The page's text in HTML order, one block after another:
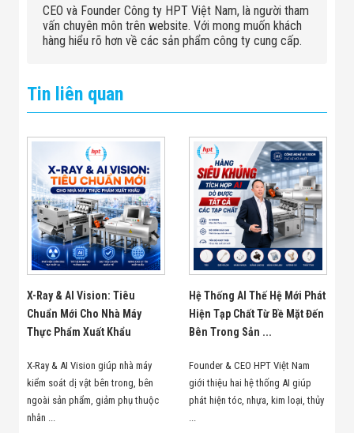
CEO và Founder Công ty HPT Việt Nam, là người tham
vấn chuyên môn trên website. Với mong muốn khách
hàng hiểu rõ hơn về các sản phẩm công ty cung cấp.
Tin liên quan
X-Ray & AI Vision: Tiêu
Chuẩn Mới Cho Nhà Máy
Thực Phẩm Xuất Khẩu
X-Ray & AI Vision giúp nhà máy
kiểm soát dị vật bên trong, bên
ngoài sản phẩm, giảm phụ thuộc
nhân ...
Hệ Thống AI Thế Hệ Mới Phát
Hiện Tạp Chất Từ Bề Mặt Đến
Bên Trong Sản ...
Founder & CEO HPT Việt Nam
giới thiệu hai hệ thống AI giúp
phát hiện tóc, nhựa, kim loại, thủy